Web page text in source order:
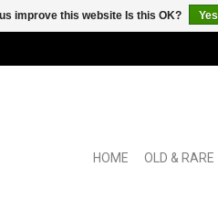
HOME OLD & RARE
improve this website Is this OK? Yes